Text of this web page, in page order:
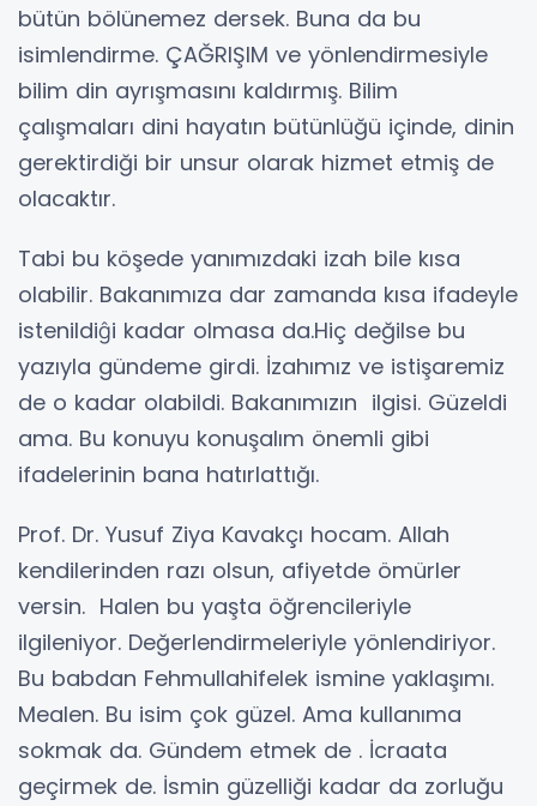
bütün bölünemez dersek. Buna da bu
isimlendirme. ÇAĞRIŞIM ve yönlendirmesiyle
bilim din ayrışmasını kaldırmış. Bilim
çalışmaları dini hayatın bütünlüğü içinde, dinin
gerektirdiği bir unsur olarak hizmet etmiş de
olacaktır.
Tabi bu köşede yanımızdaki izah bile kısa
olabilir. Bakanımıza dar zamanda kısa ifadeyle
istenildiĝi kadar olmasa da.Hiç değilse bu
yazıyla gündeme girdi. İzahımız ve istişaremiz
de o kadar olabildi. Bakanımızın ilgisi. Güzeldi
ama. Bu konuyu konuşalım önemli gibi
ifadelerinin bana hatırlattığı.
Prof. Dr. Yusuf Ziya Kavakçı hocam. Allah
kendilerinden razı olsun, afiyetde ömürler
versin. Halen bu yaşta öğrencileriyle
ilgileniyor. Değerlendirmeleriyle yönlendiriyor.
Bu babdan Fehmullahifelek ismine yaklaşımı.
Mealen. Bu isim çok güzel. Ama kullanıma
sokmak da. Gündem etmek de . İcraata
geçirmek de. İsmin güzelliği kadar da zorluğu